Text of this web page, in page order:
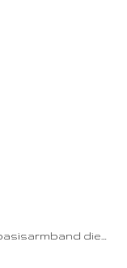
die…